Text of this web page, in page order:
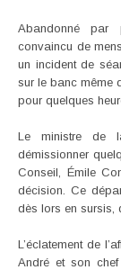
Abandonné par
convaincu de
un incident de
sur le banc même
pour quelques
Le ministre de
démissionner
Conseil, Émile
décision. Ce
dès lors en sursis,
L’éclatement de
André et son